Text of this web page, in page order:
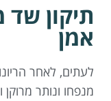
תיקון שד
אמן
לעתים, לאחר
מנפחו ונותר